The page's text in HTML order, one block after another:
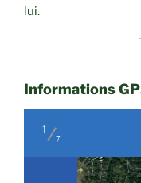
lui.
Informations
1
7